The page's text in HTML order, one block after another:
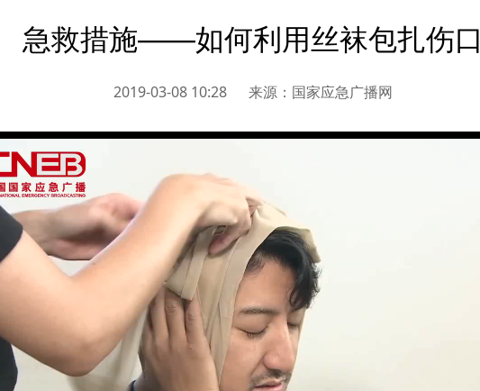
急救措施——如何利用丝袜包扎伤口
2019-03-08 10:28 来源： 国家应急广播网